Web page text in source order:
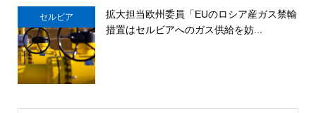
セルビア
拡大担当欧州委員「EUのロシア産ガス禁輸
措置はセルビアへのガス供給を妨...